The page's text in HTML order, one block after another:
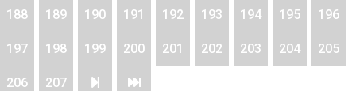
188 189 190 191 192 193 194 195 196
197 198 199 200 201 202 203 204 205
206 207